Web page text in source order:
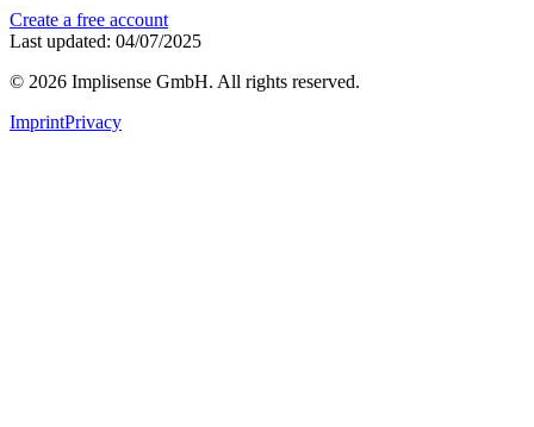
Create a free account
Last updated: 04/07/2025
© 2026 Implisense GmbH. All rights reserved.
ImprintPrivacy